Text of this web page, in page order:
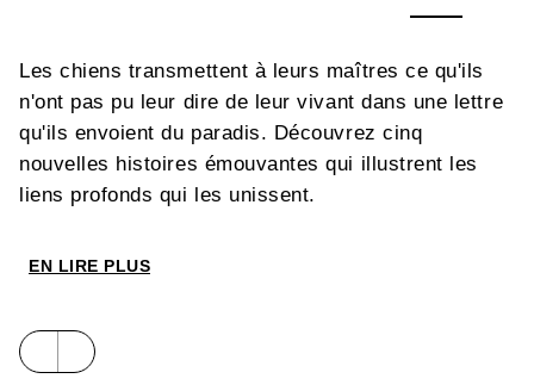
Les chiens transmettent à leurs maîtres ce qu'ils
n'ont pas pu leur dire de leur vivant dans une lettre
qu'ils envoient du paradis. Découvrez cinq
nouvelles histoires émouvantes qui illustrent les
liens profonds qui les unissent.
EN LIRE PLUS